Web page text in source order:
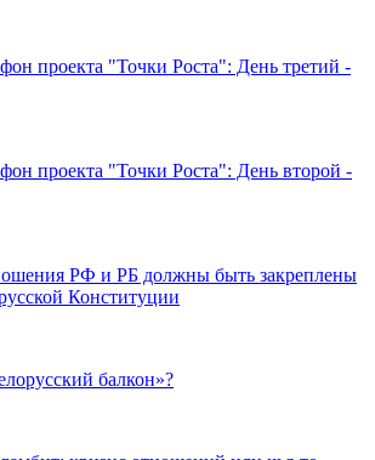
проекта "Точки Роста": День третий -
проекта "Точки Роста": День второй -
РФ и РБ должны быть закреплены
Конституции
балкон»?